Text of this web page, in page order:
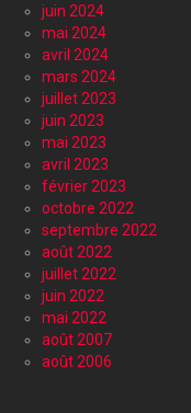
juin 2024
mai 2024
avril 2024
mars 2024
juillet 2023
juin 2023
mai 2023
avril 2023
février 2023
octobre 2022
septembre 2022
août 2022
juillet 2022
juin 2022
mai 2022
août 2007
août 2006